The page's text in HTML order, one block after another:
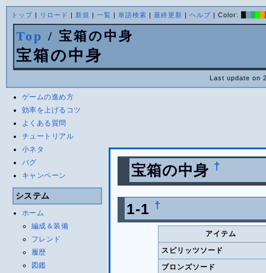
トップ| リロード | 新規 | 一覧 | 単語検索 | 最終更新 | ヘルプ| Color:
Top / 宝箱の中身
宝箱の中身
Last update on
ゲームの進め方
効率を上げるコツ
よくある質問
チュートリアル
小ネタ
バグ
キャンペーン
システム
ホーム
編成＆装備
フレンド
履歴
図鑑
宝箱の中身 †
1-1 †
アイテム
スピリッツソード
ブロンズソード